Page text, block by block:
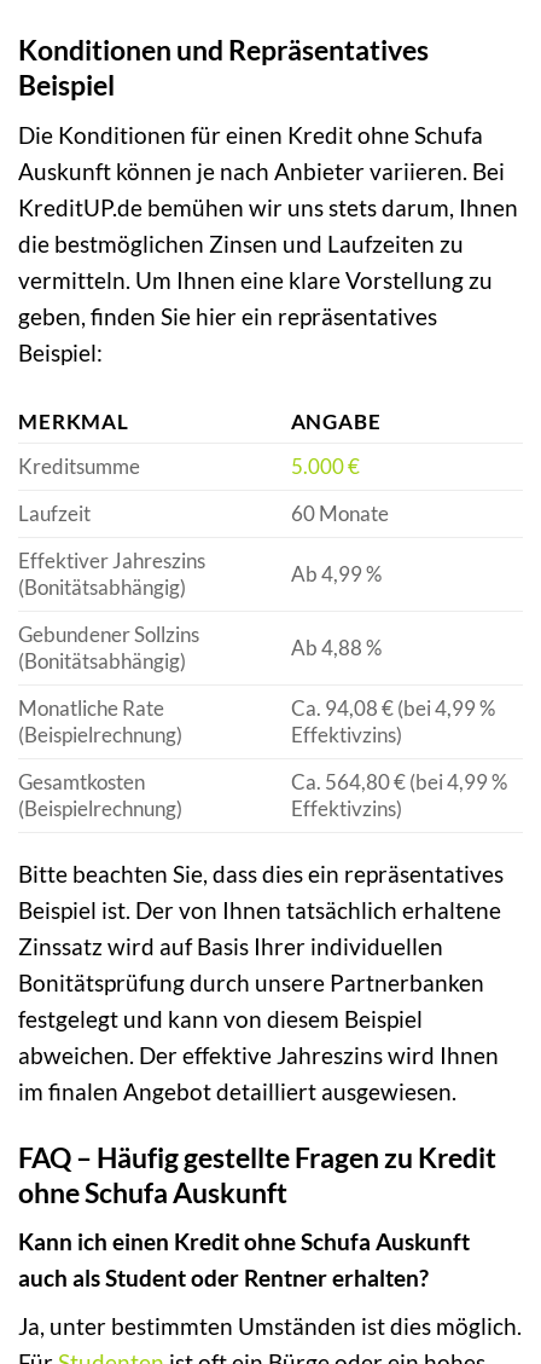
Konditionen und Repräsentatives
Beispiel
Die Konditionen für einen Kredit ohne Schufa
Auskunft können je nach Anbieter variieren. Bei
KreditUP.de bemühen wir uns stets darum, Ihnen
die bestmöglichen Zinsen und Laufzeiten zu
vermitteln. Um Ihnen eine klare Vorstellung zu
geben, finden Sie hier ein repräsentatives
Beispiel:
MERKMAL
ANGABE
Kreditsumme
5.000 €
Laufzeit
60 Monate
Effektiver Jahreszins
(Bonitätsabhängig)
Ab 4,99 %
Gebundener Sollzins
(Bonitätsabhängig)
Ab 4,88 %
Monatliche Rate
(Beispielrechnung)
Ca. 94,08 € (bei 4,99 %
Effektivzins)
Gesamtkosten
(Beispielrechnung)
Ca. 564,80 € (bei 4,99 %
Effektivzins)
Bitte beachten Sie, dass dies ein repräsentatives
Beispiel ist. Der von Ihnen tatsächlich erhaltene
Zinssatz wird auf Basis Ihrer individuellen
Bonitätsprüfung durch unsere Partnerbanken
festgelegt und kann von diesem Beispiel
abweichen. Der effektive Jahreszins wird Ihnen
im finalen Angebot detailliert ausgewiesen.
FAQ – Häufig gestellte Fragen zu Kredit
ohne Schufa Auskunft
Kann ich einen Kredit ohne Schufa Auskunft
auch als Student oder Rentner erhalten?
Ja, unter bestimmten Umständen ist dies möglich.